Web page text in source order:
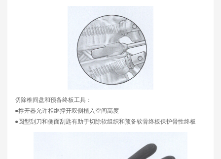
切除椎间盘和预备终板工具：
●撑开器允许相继撑开双侧植入空间高度
●圆型刮刀和侧面刮匙有助于切除软组织和预备软骨终板保护骨性终板